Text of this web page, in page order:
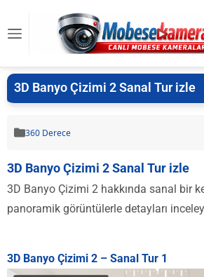
3D Banyo Çizimi 2 Sanal Tur izle
360 Derece
3D Banyo Çizimi 2 Sanal Tur izle
3D Banyo Çizimi 2 hakkında sanal bir
panoramik görüntülerle detayları
3D Banyo Çizimi 2 – Sanal Tur 1